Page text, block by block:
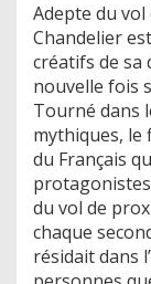
Adepte du
Chandelier
créatifs de sa
nouvelle fois
Tourné dans
mythiques, le
du Français
du vol de
chaque
résidait dans